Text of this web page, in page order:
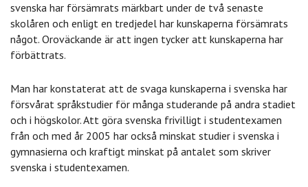
svenska har försämrats märkbart under de två senaste
skolåren och enligt en tredjedel har kunskaperna försämrats
något. Oroväckande är att ingen tycker att kunskaperna har
förbättrats.
Man har konstaterat att de svaga kunskaperna i svenska har
försvårat språkstudier för många studerande på andra stadiet
och i högskolor. Att göra svenska frivilligt i studentexamen
från och med år 2005 har också minskat studier i svenska i
gymnasierna och kraftigt minskat på antalet som skriver
svenska i studentexamen.